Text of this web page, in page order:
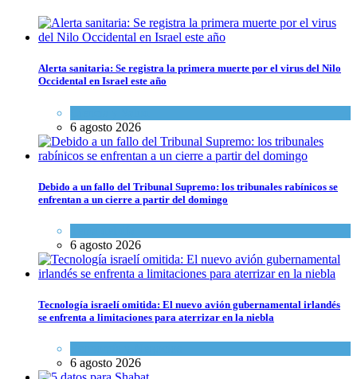
Alerta sanitaria: Se registra la primera muerte por el virus del Nilo
Occidental en Israel este año
6 agosto 2026
Debido a un fallo del Tribunal Supremo: los tribunales rabínicos se
enfrentan a un cierre a partir del domingo
6 agosto 2026
Tecnología israelí omitida: El nuevo avión gubernamental irlandés
se enfrenta a limitaciones para aterrizar en la niebla
6 agosto 2026